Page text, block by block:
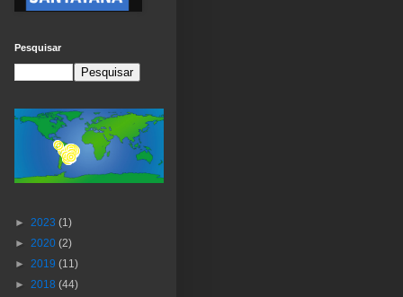
Pesquisar
► 2023 (1)
► 2020 (2)
► 2019 (11)
► 2018 (44)